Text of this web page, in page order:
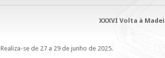
XXXVI Volta à
Realiza-se de 27 a 29 de junho de 2025.